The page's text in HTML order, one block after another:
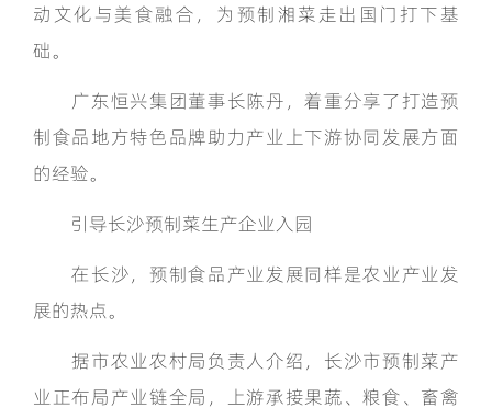
动文化与美食融合，为预制湘菜走出国门打下基
础。
广东恒兴集团董事长陈丹，着重分享了打造预
制食品地方特色品牌助力产业上下游协同发展方面
的经验。
引导长沙预制菜生产企业入园
在长沙，预制食品产业发展同样是农业产业发
展的热点。
据市农业农村局负责人介绍，长沙市预制菜产
业正布局产业链全局，上游承接果蔬、粮食、畜禽